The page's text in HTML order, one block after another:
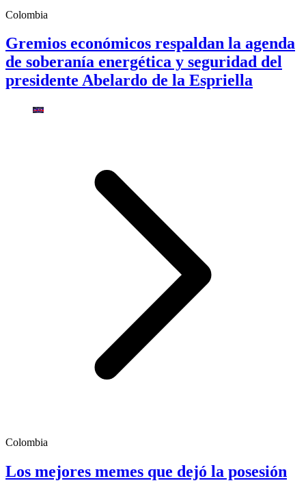
Colombia
Gremios económicos respaldan la agenda
de soberanía energética y seguridad del
presidente Abelardo de la Espriella
Colombia
Los mejores memes que dejó la posesión